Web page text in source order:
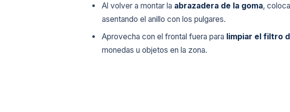
Al volver a montar la abrazadera de la goma,
asentando el anillo con los pulgares.
Aprovecha con el frontal fuera para limpiar el filtro
monedas u objetos en la zona.